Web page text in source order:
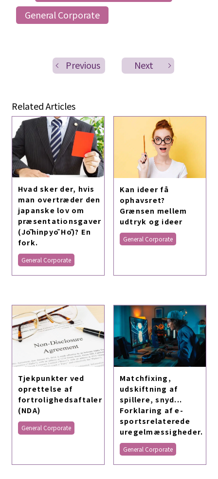
General Corporate
Previous Next
Related Articles
Hvad sker der, hvis
man overtræder den
japanske lov om
præsentationsgaver
(Jōhinpyō Hō)? En
fork.
General Corporate
Kan ideer få
ophavsret?
Grænsen mellem
udtryk og ideer
General Corporate
Tjekpunkter ved
oprettelse af
fortrolighedsaftaler
(NDA)
General Corporate
Matchfixing,
udskiftning af
spillere, snyd...
Forklaring af e-
sportsrelaterede
uregelmæssigheder.
General Corporate